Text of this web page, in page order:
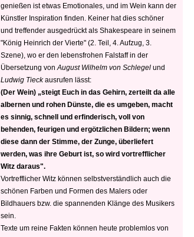
genießen ist etwas Emotionales, und im Wein kann der
Künstler Inspiration finden. Keiner hat dies schöner
und treffender ausgedrückt als Shakespeare in seinem
"König Heinrich der Vierte" (2. Teil, 4. Aufzug, 3.
Szene), wo er den lebensfrohen Falstaff in der
Übersetzung von August Wilhelm von Schlegel und
Ludwig Tieckausrufen lässt:
(Der Wein) „steigt Euch in das Gehirn, zerteilt da alle
albernen und rohen Dünste, die es umgeben, macht
es sinnig, schnell und erfinderisch, voll von
behenden, feurigen und ergötzlichen Bildern; wenn
diese dann der Stimme, der Zunge, überliefert
werden, was ihre Geburt ist, so wird vortrefflicher
Witz daraus".
Vortrefflicher Witz können selbstverständlich auch die
schönen Farben und Formen des Malers oder
Bildhauers bzw. die spannenden Klänge des Musikers
sein.
Texte um reine Fakten können heute problemlos von